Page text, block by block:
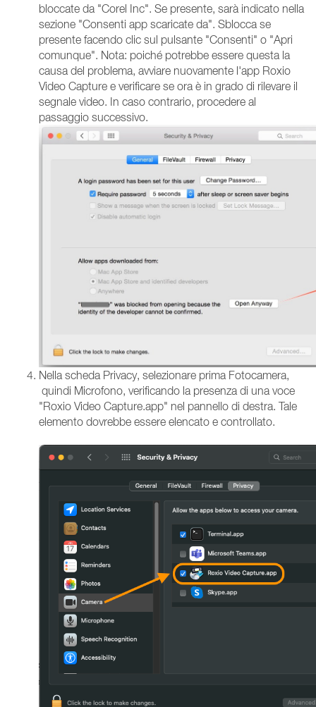
bloccate da "Corel Inc". Se presente, sarà indicato nella
sezione "Consenti app scaricate da". Sblocca se
presente facendo clic sul pulsante "Consenti" o "Apri
comunque". Nota: poiché potrebbe essere questa la
causa del problema, avviare nuovamente l'app Roxio
Video Capture e verificare se ora è in grado di rilevare il
segnale video. In caso contrario, procedere al
passaggio successivo.
Nella scheda Privacy, selezionare prima Fotocamera,
quindi Microfono, verificando la presenza di una voce
"Roxio Video Capture.app" nel pannello di destra. Tale
elemento dovrebbe essere elencato e controllato.